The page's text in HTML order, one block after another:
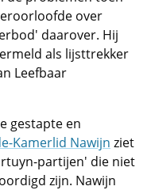
over
daarover. Hij
als lijsttrekker
Leefbaar
gestapte en
Kamerlid Nawijn ziet
partijen' die niet
zijn. Nawijn